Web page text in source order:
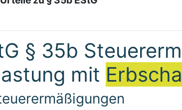
§ 35b
mit